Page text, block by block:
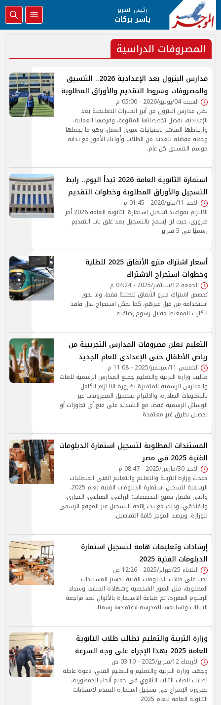
رئيس التحرير
ياسر بركات
المصروفات الدراسية
مدارس البترول بعد الإعدادية 2026.. التنسيق
والمصروفات وشروط التقديم والأوراق المطلوبة
السبت 04/يوليو/2026 - 05:00 م
تظل مدارس البترول من أبرز الخيارات التعليمية بعد
الإعدادية، بفضل تخصصاتها المتنوعة، وفرصها العملية،
وارتباطها المباشر باحتياجات سوق العمل، وهو ما يجعلها
وجهة مفضلة للعديد من الطلاب وأولياء الأمور مع بداية
موسم التنسيق كل عام.
استمارة الثانوية العامة 2026 تبدأ اليوم.. رابط
التسجيل والأوراق المطلوبة وخطوات التقديم
الأحد 11/يناير/2026 - 01:45 م
الالتزام بمواعيد تسجيل استمارة الثانوية العامة 2026 أمر
ضروري، حيث لن يُسمح بالتسجيل بعد غلق باب التقديم
رسميًا في 5 فبراير
أسعار اشتراك مترو الأنفاق 2025 للطلبة
وخطوات استخراج الاشتراك
الجمعة 12/سبتمبر/2025 - 04:24 م
يُخصص اشتراك مترو الأنفاق للطلبة فقط، ولا يجوز
استخدامه من قبل غيرهم، كما يمكن استخراج بدل فاقد
للكارت الممغنط مقابل رسوم إضافية
التعليم تعلن مصروفات المدارس التجريبية من
رياض الأطفال حتى الإعدادي للعام الجديد
الخميس 11/سبتمبر/2025 - 11:08 م
طالبت وزارة التربية والتعليم جميع المدارس الرسمية للغات
والمدارس الرسمية المتميزة بضرورة الالتزام الكامل
بالتعليمات الصادرة، والالتزام بتحصيل المصروفات عبر
الوسائل الرسمية فقط، مع التشديد على منع أي تجاوزات أو
تحصيل بطرق غير معتمدة
المستندات المطلوبة لتسجيل استمارة الدبلومات
الفنية 2025 في مصر
الأحد 30/مارس/2025 - 08:47 م
حددت وزارة التربية والتعليم والتعليم الفني المتطلبات
الرسمية لتسجيل استمارة الدبلومات الفنية لعام 2025،
والتي تشمل جميع التخصصات: الزراعي، الصناعي، التجاري،
والفندقي، وذلك مع بدء إتاحة التسجيل عبر الموقع الرسمي
للوزارة. ويرصد الموجز كافة التفاصيل.
إرشادات وتعليمات هامة لتسجيل استمارة
الدبلومات الفنية 2025
الثلاثاء 25/فبراير/2025 - 12:26 ص
يجب على طلاب الدبلومات الفنية تجهيز المستندات
المطلوبة، مثل الصور الشخصية وشهادة الميلاد، وسداد
الرسوم المقررة، ثم طباعة الاستمارة بالألوان بعد مراجعة
البيانات وتسليمها للمدرسة لاعتمادها رسميًا.
وزارة التربية والتعليم تطالب طلاب الثانوية
العامة 2025 بهذا الإجراء على وجه السرعة
الأربعاء 12/فبراير/2025 - 03:10 ص
وجهت وزارة التربية والتعليم والتعليم الفني، دعوة عاجلة
لطلاب الصف الثالث الثانوي في جميع أنحاء الجمهورية،
بضرورة الإسراع في تسجيل استمارة التقدم لامتحانات
الثانوية العامة للعام 2025.